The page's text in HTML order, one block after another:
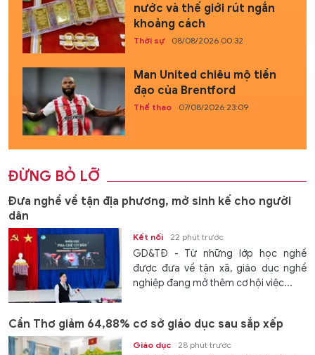
nước và thế giới rút ngắn
khoảng cách
Thời sự 08/08/2026 00:32
Man United chiêu mộ tiền
đạo của Brentford
Thể thao 07/08/2026 23:09
ĐỪNG BỎ LỠ
Đưa nghề về tận địa phương, mở sinh kế cho người
dân
Kết nối 22 phút trước
GD&TĐ - Từ những lớp học nghề
được đưa về tận xã, giáo dục nghề
nghiệp đang mở thêm cơ hội việc...
Cần Thơ giảm 64,88% cơ sở giáo dục sau sắp xếp
Giáo dục 28 phút trước